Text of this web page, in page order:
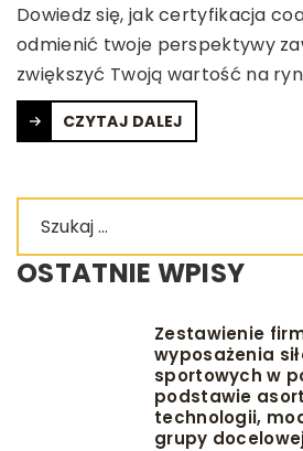
Dowiedz się, jak certyfikacja
odmienić twoje perspektywy
zwiększyć Twoją wartość na
CZYTAJ DALEJ
OSTATNIE WPISY
Zestawienie
wyposażenia
sportowych w
podstawie
technologii,
grupy